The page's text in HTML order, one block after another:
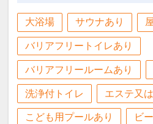
設定期間：2026年8月1
30日
インターネットコース
200000045521
大浴場 サウナあり
バリアフリートイレあり
バリアフリールームあり
洗浄付トイレ エステ又
こども用プールあり ビ